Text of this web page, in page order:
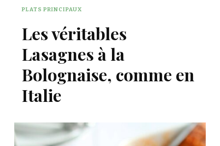
PLATS PRINCIPAUX
Les véritables
Lasagnes à la
Bolognaise, comme en
Italie